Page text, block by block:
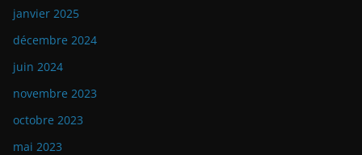
janvier 2025
décembre 2024
juin 2024
novembre 2023
octobre 2023
mai 2023